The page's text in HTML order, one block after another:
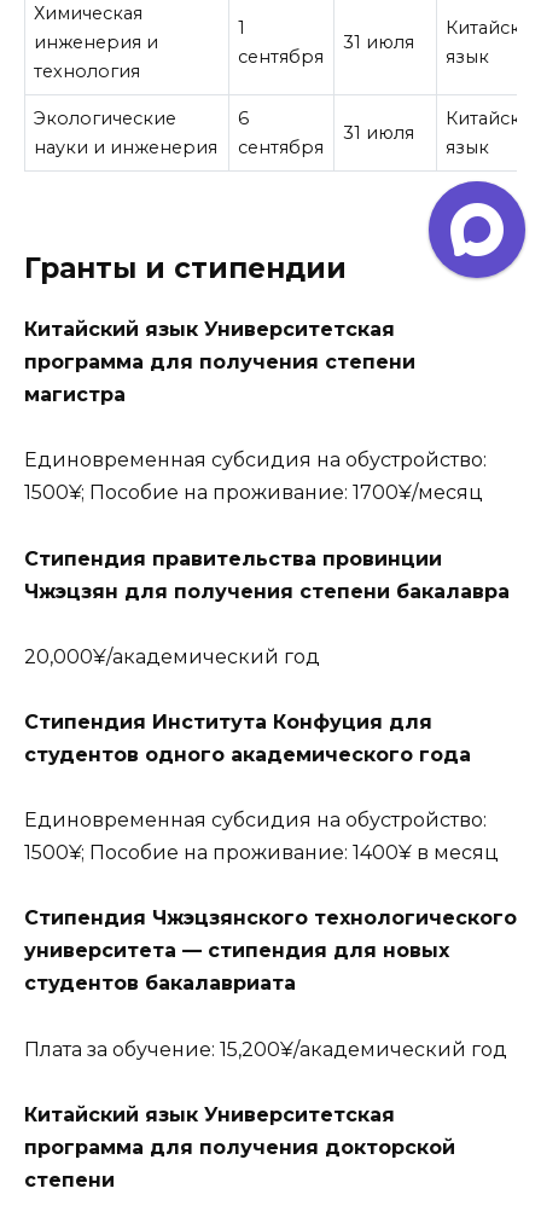
Химическая
инженерия и
технология
1
сентября
31 июля
язык
Экологические
науки и инженерия
6
сентября
31 июля
язык
Гранты и стипендии
Китайский язык Университетская
программа для получения степени
магистра
Единовременная субсидия на обустройство:
1500¥; Пособие на проживание: 1700¥/месяц
Стипендия правительства провинции
Чжэцзян для получения степени бакалавра
20,000¥/академический год
Стипендия Института Конфуция для
студентов одного академического года
Единовременная субсидия на обустройство:
1500¥; Пособие на проживание: 1400¥ в месяц
Стипендия Чжэцзянского технологического
университета — стипендия для новых
студентов бакалавриата
Плата за обучение: 15,200¥/академический год
Китайский язык Университетская
программа для получения докторской
степени